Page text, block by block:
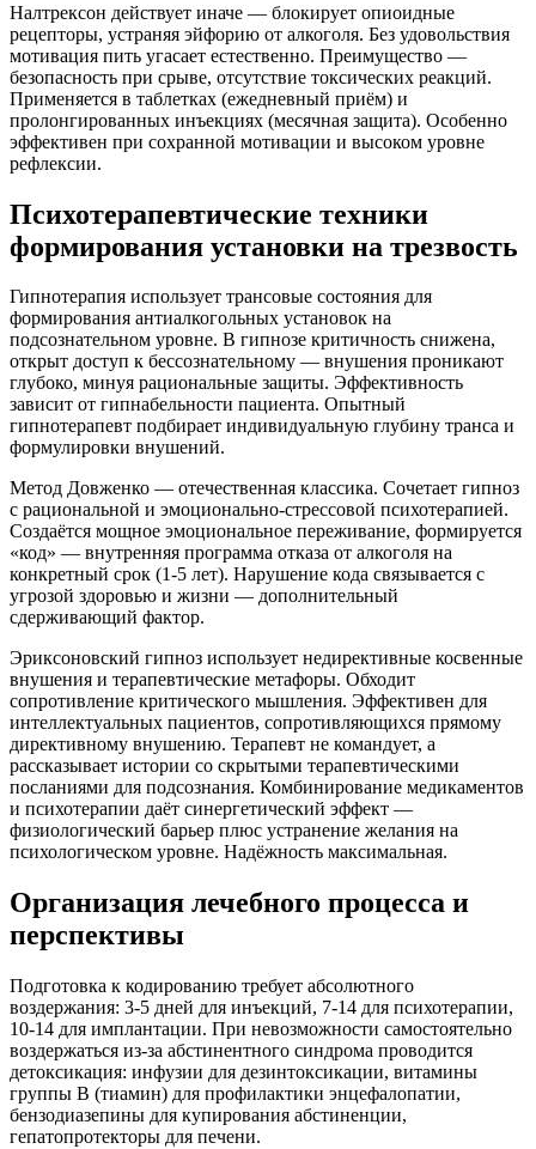
Налтрексон действует иначе — блокирует опиоидные
рецепторы, устраняя эйфорию от алкоголя. Без удовольствия
мотивация пить угасает естественно. Преимущество —
безопасность при срыве, отсутствие токсических реакций.
Применяется в таблетках (ежедневный приём) и
пролонгированных инъекциях (месячная защита). Особенно
эффективен при сохранной мотивации и высоком уровне
рефлексии.
Психотерапевтические техники
формирования установки на трезвость
Гипнотерапия использует трансовые состояния для
формирования антиалкогольных установок на
подсознательном уровне. В гипнозе критичность снижена,
открыт доступ к бессознательному — внушения проникают
глубоко, минуя рациональные защиты. Эффективность
зависит от гипнабельности пациента. Опытный
гипнотерапевт подбирает индивидуальную глубину транса и
формулировки внушений.
Метод Довженко — отечественная классика. Сочетает гипноз
с рациональной и эмоционально-стрессовой психотерапией.
Создаётся мощное эмоциональное переживание, формируется
«код» — внутренняя программа отказа от алкоголя на
конкретный срок (1-5 лет). Нарушение кода связывается с
угрозой здоровью и жизни — дополнительный
сдерживающий фактор.
Эриксоновский гипноз использует недирективные косвенные
внушения и терапевтические метафоры. Обходит
сопротивление критического мышления. Эффективен для
интеллектуальных пациентов, сопротивляющихся прямому
директивному внушению. Терапевт не командует, а
рассказывает истории со скрытыми терапевтическими
посланиями для подсознания. Комбинирование медикаментов
и психотерапии даёт синергетический эффект —
физиологический барьер плюс устранение желания на
психологическом уровне. Надёжность максимальная.
Организация лечебного процесса и
перспективы
Подготовка к кодированию требует абсолютного
воздержания: 3-5 дней для инъекций, 7-14 для психотерапии,
10-14 для имплантации. При невозможности самостоятельно
воздержаться из-за абстинентного синдрома проводится
детоксикация: инфузии для дезинтоксикации, витамины
группы B (тиамин) для профилактики энцефалопатии,
бензодиазепины для купирования абстиненции,
гепатопротекторы для печени.